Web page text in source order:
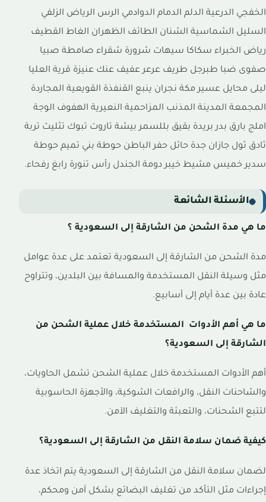
الخفجي الدرعية الدلم الدمام الدوادمي الرس الرياض الزلفي
السليل الشماسية الشنان الطائف الظهران الغاط القطيف
رياض الخبراء سكاكا سيهات شرورة شقراء صامطة صبيا
صفوى ضبا طبرجل طريف عرعر عفيف عنك عنيزة قرية العليا
ليلى محايل عسير مكة نجران ينبع القنفذة القويعية المجاردة
المجمعة المدينة المذنب المزاحمية النعيرية الهفوف الوجة
املج بارق بدر بريدة بقيق بللسمر بيشة تاروت تبوك تثليث تربة
ثادق ثول جازان جدة حائل حفر الباطن حوطة بني تميم حوطة
سدير خميس مشيط خيبر دومة الجندل رأس تنورة رابغ رفحاء.
الأسئلة الشائعة
ما هي مدة الشحن من الشارقة إلى السعودية ؟
مدة الشحن من الشارقة إلى السعودية تعتمد على عدة عوامل
مثل وسيلة النقل المستخدمة والمسافة بين البلدين، وتتراوح
عادة بين عدة أيام إلى أسابيع.
ما هي أهم الأدوات المستخدمة خلال عملية الشحن من
الشارقة إلى السعودية؟
أهم الأدوات المستخدمة خلال عملية الشحن تشمل الحاويات،
والشاحنات النقل، والرافعات الشوكية، والأجهزة الحاسوبية
لتتبع الشحنات، والتعبئة والتغليف الآمن.
كيفية ضمان سلامة النقل من الشارقة إلى السعودية؟
لضمان سلامة النقل من الشارقة إلى السعودية يتم اتخاذ عدة
إجراءات مثل التأكد من تغليف البضائع بشكل آمن ومحكم،